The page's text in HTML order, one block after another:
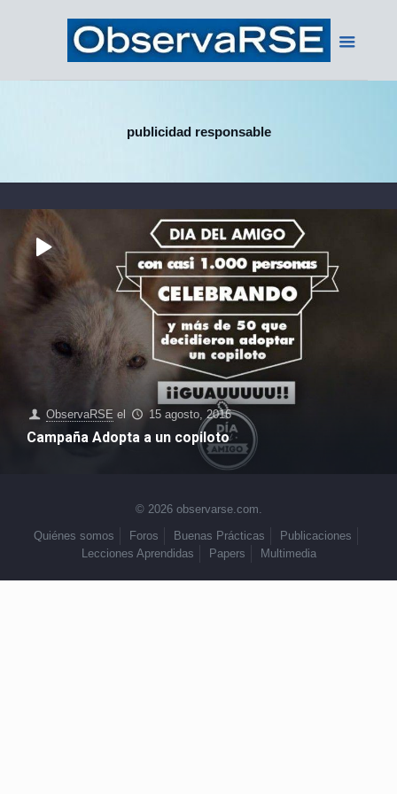
publicidad responsable
ObservaRSE el 15 agosto, 2016
Campaña Adopta a un copiloto
© 2026 observarse.com.
Quiénes somos
Foros Buenas Prácticas
Publicaciones
Lecciones Aprendidas
Papers Multimedia